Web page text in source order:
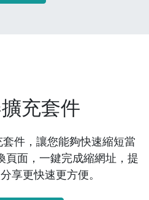
充套件
件，讓您能夠快速縮短當
頁面，一鍵完成縮網址，提
享更快速更方便。